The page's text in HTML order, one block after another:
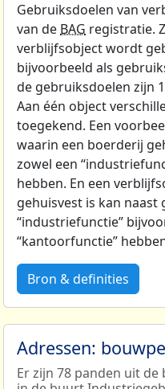
Gebruiksdoelen van
van de BAG registratie.
verblijfsobject wordt
bijvoorbeeld als
de gebruiksdoelen zijn
Aan één object
toegekend. Een
waarin een boerderij
zowel een
hebben. En een
gehuisvest is kan naast
“industriefunctie”
“kantoorfunctie”
Bron & definities
Adressen:
Er zijn 78 panden uit